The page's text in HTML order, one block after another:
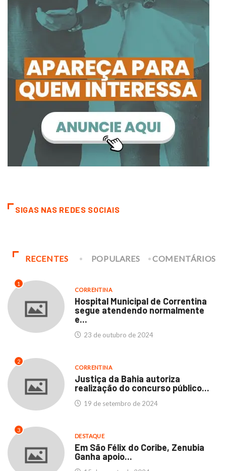
SIGAS NAS REDES SOCIAIS
RECENTES POPULARES COMENTÁRIOS
1
CORRENTINA
Hospital Municipal de Correntina
segue atendendo normalmente
e...
23 de outubro de 2024
2
CORRENTINA
Justiça da Bahia autoriza
realização do concurso público...
19 de setembro de 2024
3
DESTAQUE
Em São Félix do Coribe, Zenubia
Ganha apoio...